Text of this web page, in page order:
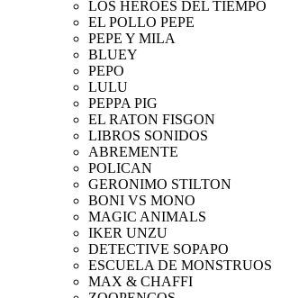
LOS HEROES DEL TIEMPO
EL POLLO PEPE
PEPE Y MILA
BLUEY
PEPO
LULU
PEPPA PIG
EL RATON FISGON
LIBROS SONIDOS
ABREMENTE
POLICAN
GERONIMO STILTON
BONI VS MONO
MAGIC ANIMALS
IKER UNZU
DETECTIVE SOPAPO
ESCUELA DE MONSTRUOS
MAX & CHAFFI